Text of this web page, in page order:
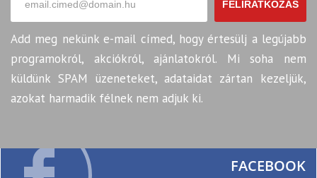
FELIRATKOZÁS
Add meg nekünk e-mail címed, hogy értesülj a legújabb
programokról, akciókról, ajánlatokról. Mi soha nem
küldünk SPAM üzeneteket, adataidat zártan kezeljük,
azokat harmadik félnek nem adjuk ki.
FACEBOOK